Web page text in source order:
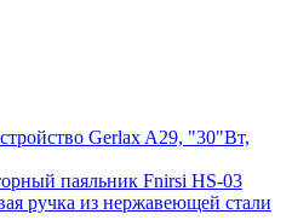
Gerlax A29, "30"Вт,
паяльник Fnirsi HS-03
ручка из нержавеющей стали